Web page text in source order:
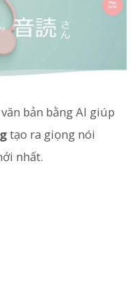
bản bằng AI giúp
tạo ra giọng nói
nhất.